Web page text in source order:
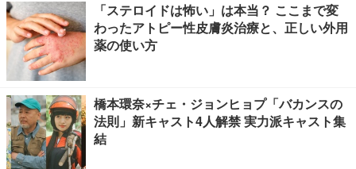
「ステロイドは怖い」は本当？ ここまで変
わったアトピー性皮膚炎治療と、正しい外用
薬の使い方
橋本環奈×チェ・ジョンヒョプ「バカンスの
法則」新キャスト4人解禁 実力派キャスト集
結